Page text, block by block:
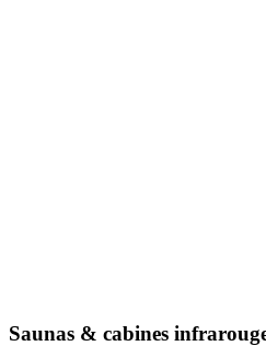
Saunas & cabines